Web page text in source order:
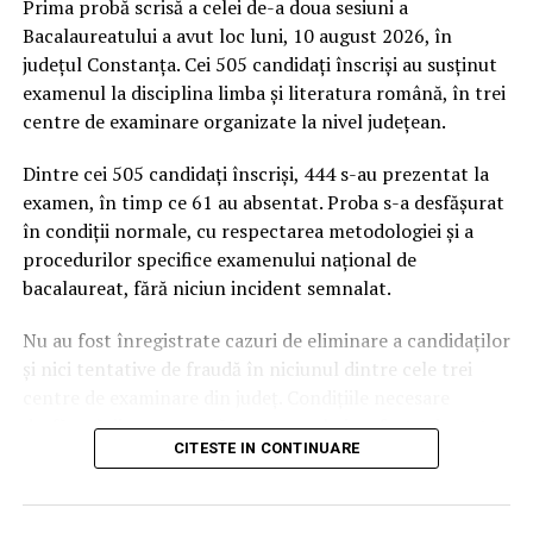
dumneavoastră personale. Dacă reprezentaţi o instituţie
media sau o companie şi doriţi un acord pentru
republicarea articolelor noastre, va rugăm să ne
trimiteţi un mail pe adresa
contact@incisivdeconstanta.ro.
ARTICOLE PE ACEIASI TEMA:
URMATORUL
Minoră de 15 ani din Tulcea, dată dispărută
NU RATATI
PSD-PNL-UDMR vrea să suspende drepturile
fundamentale ale românilor pe termen nedeterminat /
Prima probă scrisă a celei de-a doua sesiuni a
Bacalaureatului a avut loc luni, 10 august 2026, în
județul Constanța. Cei 505 candidați înscriși au susținut
examenul la disciplina limba și literatura română, în trei
centre de examinare organizate la nivel județean.
Dintre cei 505 candidați înscriși, 444 s-au prezentat la
examen, în timp ce 61 au absentat. Proba s-a desfășurat
în condiții normale, cu respectarea metodologiei și a
procedurilor specifice examenului național de
bacalaureat, fără niciun incident semnalat.
Nu au fost înregistrate cazuri de eliminare a candidaților
și nici tentative de fraudă în niciunul dintre cele trei
desfășurării corespunzătoare a probei au fost asigurate
pe tot parcursul zilei.
Sesiunea continuă marți cu proba obligatorie a
CITESTE IN CONTINUARE